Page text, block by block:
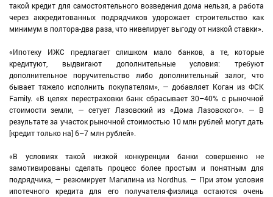
такой кредит для самостоятельного возведения дома нельзя, а работа
через аккредитованных подрядчиков удорожает строительство как
минимум в полтора-два раза, что нивелирует выгоду от низкой ставки».
«Ипотеку ИЖС предлагает слишком мало банков, а те, которые
кредитуют, выдвигают дополнительные условия: требуют
дополнительное поручительство либо дополнительный залог, что
бывает тяжело исполнить покупателям», — добавляет Коган из ФСК
Family. «В целях перестраховки банк сбрасывает 30–40% с рыночной
стоимости земли, — сетует Лазовский из «Дома Лазовского». — В
результате за участок рыночной стоимостью 10 млн рублей могут дать
[кредит только на] 6–7 млн рублей».
«В условиях такой низкой конкуренции банки совершенно не
замотивированы сделать процесс более простым и понятным для
подрядчика, — резюмирует Магилина из Nordhus. — При этом условия
ипотечного кредита для его получателя-физлица остаются очень